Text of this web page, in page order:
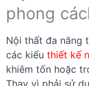
phong
Nội thất đa năng
các kiểu thiết kế
khiêm tốn hoặc